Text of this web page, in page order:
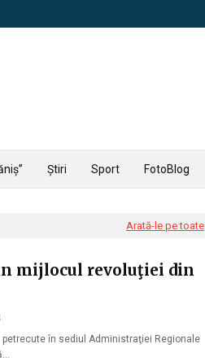
Știri Sport FotoBlog
Arată-le pe toate
mijlocul revoluţiei din
petrecute în sediul Administraţiei Regionale